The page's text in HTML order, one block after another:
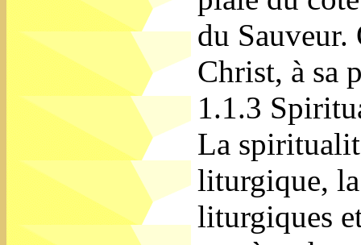
du Sauveur.
Christ, à sa
1.1.3
La
liturgique,
liturgiques